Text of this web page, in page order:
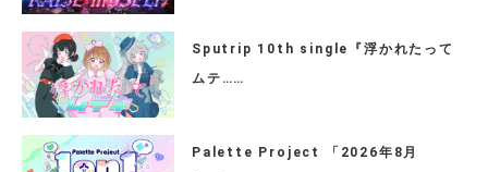
Sputrip 10th single『浮かれたって
ムテ……
Palette Project 「2026年8月